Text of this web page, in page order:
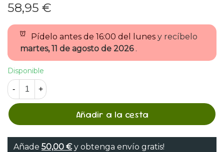
58,95 €
Pídelo antes de 16:00 del lunes y recíbelo
martes, 11 de agosto de 2026 .
Disponible
- +
Añadir a la cesta
Añade 50,00 €y obtenga envío gratis!